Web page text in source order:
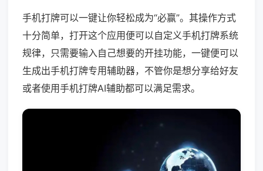
手机打牌可以一键让你轻松成为“必赢”。其操作方式
十分简单，打开这个应用便可以自定义手机打牌系统
规律，只需要输入自己想要的开挂功能，一键便可以
生成出手机打牌专用辅助器，不管你是想分享给好友
或者使用手机打牌AI辅助都可以满足需求。